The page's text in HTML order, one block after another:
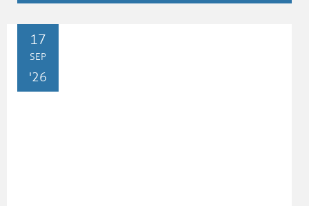
DO17
SEP
'26